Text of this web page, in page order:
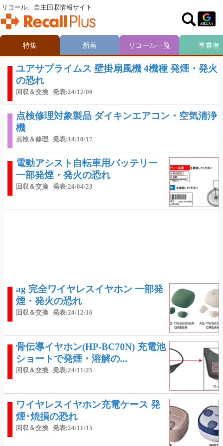
ユアサプライムス 壁掛扇風機 4機種 発煙・発火
の恐れ
回収＆交換 発表:24/12/09
点検修理対象製品 ダイキンエアコン・空気清浄
機
点検＆修理 発表:14/10/17
電動アシスト自転車用バッテリー
一部発煙・発火の恐れ
回収＆交換 発表:24/04/23
ag 完全ワイヤレスイヤホン 一部発
煙・発火の恐れ
回収＆交換 発表:24/12/16
骨伝導イヤホン(HP-BC70N) 充電池
ショートで発煙・溶解の...
回収＆交換 発表:24/11/25
ワイヤレスイヤホン充電ケース 発
煙･焼損の恐れ
回収＆交換 発表:24/11/15
リコール、自主回収情報サイト
特集 新着 リコール一覧 事業者